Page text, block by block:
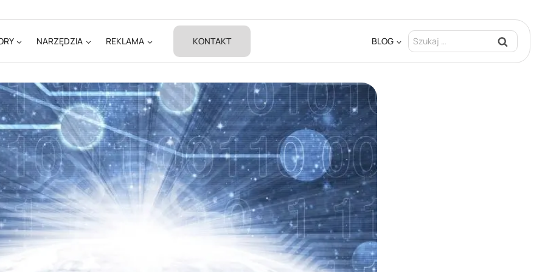
NARZĘDZIA REKLAMA KONTAKT BLOG Szukaj: